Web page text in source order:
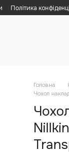
Політика
Головна
Чохол